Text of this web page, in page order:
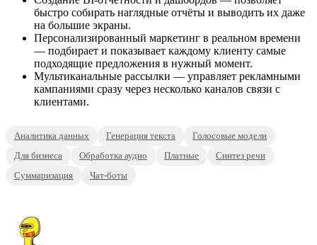
быстро собирать наглядные отчёты и выводить их даже
на большие экраны.
Персонализированный маркетинг в реальном времени
— подбирает и показывает каждому клиенту самые
подходящие предложения в нужный момент.
Мультиканальные рассылки — управляет рекламными
кампаниями сразу через несколько каналов связи с
клиентами.
Аналитика данных Генерация текста
Голосовые модели
Для бизнеса
Обработка аудио Платные
Синтез речи
Суммаризация
Чат-боты